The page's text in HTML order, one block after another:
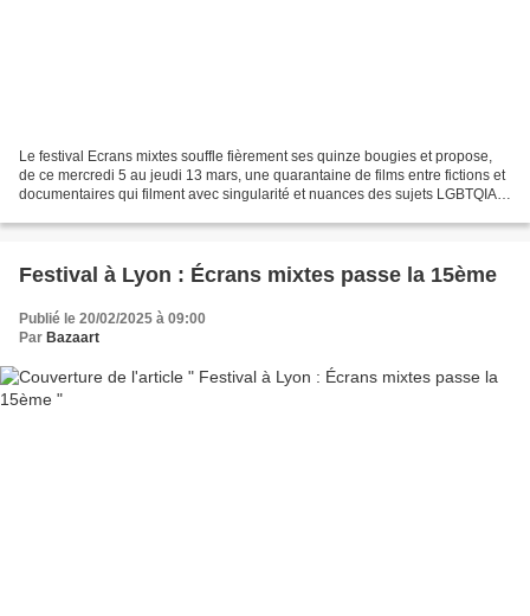
Le festival Ecrans mixtes souffle fièrement ses quinze bougies et propose,
de ce mercredi 5 au jeudi 13 mars, une quarantaine de films entre fictions et
documentaires qui filment avec singularité et nuances des sujets LGBTQIA
Festival à Lyon : Écrans mixtes passe la 15ème
Publié le 20/02/2025 à 09:00
Par Bazaart